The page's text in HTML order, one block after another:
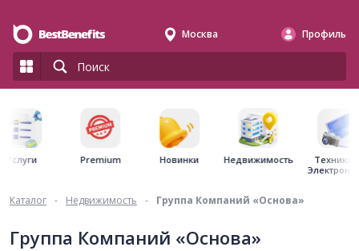
Москва Профиль
Услуги Premium Новинки Недвижимость
Техника
Каталог - Недвижимость - Группа Компаний «Основа»
Группа Компаний «Основа»